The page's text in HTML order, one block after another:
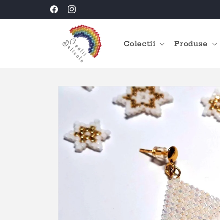
FacebookInstagram
Colectii Produse
informațiile